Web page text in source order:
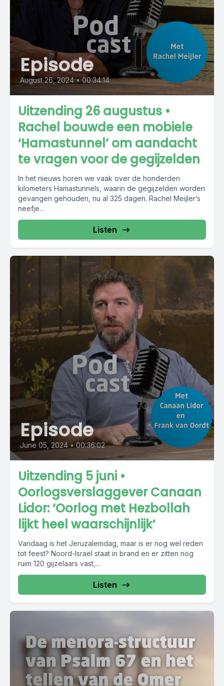
Episode
August 26, 2024 • 00:34:14
Uitzending 26 augustus •
Rachel bouwde een mobiele
‘Hamastunnel’ om aandacht
te vragen voor de gegijzelden
In het nieuws horen we vaak over de honderden
kilometers Hamastunnels, waarin de gegijzelden worden
gevangen gehouden, nu al 325 dagen. Rachel Meijler’s
neefje...
Listen
Episode
June 05, 2024 • 00:36:02
Uitzending 5 juni •
Oorlogsverslaggever Canaan
Lidor: ‘Oorlog met Hezbollah
lijkt heel waarschijnlijk’
Vandaag is het Jeruzalemdag, maar is er nog wel reden
tot feest? Noord-Israël staat in brand en er zitten nog
ruim 120 gijzelaars vast,...
Listen